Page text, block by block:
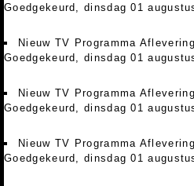
Goedgekeurd, dinsdag 01
Nieuw TV Programma
Goedgekeurd, dinsdag 01
Nieuw TV Programma
Goedgekeurd, dinsdag 01
Nieuw TV Programma
Goedgekeurd, dinsdag 01